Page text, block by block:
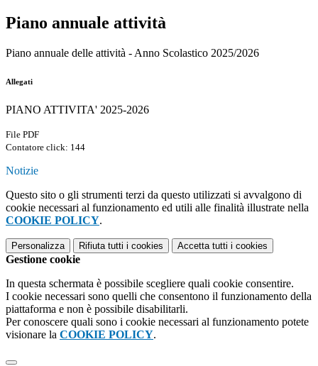
Piano annuale attività
Piano annuale delle attività - Anno Scolastico 2025/2026
Allegati
PIANO ATTIVITA' 2025-2026
File PDF
Contatore click: 144
Notizie
Questo sito o gli strumenti terzi da questo utilizzati si avvalgono di
cookie necessari al funzionamento ed utili alle finalità illustrate nella
COOKIE POLICY.
Personalizza Rifiuta tutti i cookies Accetta tutti i cookies
Gestione cookie
In questa schermata è possibile scegliere quali cookie consentire.
I cookie necessari sono quelli che consentono il funzionamento della
piattaforma e non è possibile disabilitarli.
Per conoscere quali sono i cookie necessari al funzionamento potete
visionare la COOKIE POLICY.